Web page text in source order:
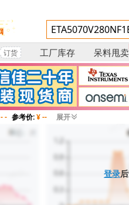
订货 工厂库存 呆料甩卖
- - 参考价:¥ -- 展开
登录